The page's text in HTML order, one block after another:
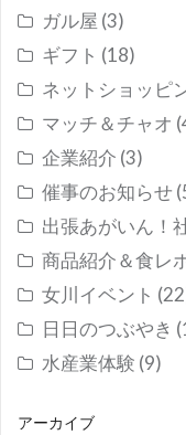
ガル屋 (3)
ギフト (18)
ネットショッピ
マッチ＆チャオ
企業紹介 (3)
催事のお知らせ
出張あがいん！
商品紹介＆食レ
女川イベント
日日のつぶやき
水産業体験 (9)
アーカイブ